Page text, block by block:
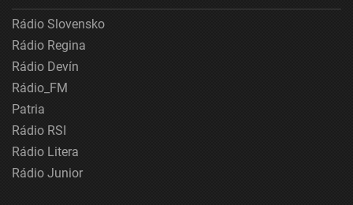
Rádio Slovensko
Rádio Regina
Rádio Devín
Rádio_FM
Patria
Rádio RSI
Rádio Litera
Rádio Junior